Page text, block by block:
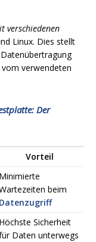
verschiedenen
Linux. Dies stellt
verwendeten
Der
Vorteil
Minimierte
beim
Datenzugriff
Höchste Sicherheit
Daten unterwegs